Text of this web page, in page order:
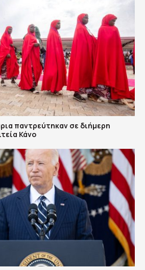
παντρεύτηκαν σε διήμερη
Κάνο